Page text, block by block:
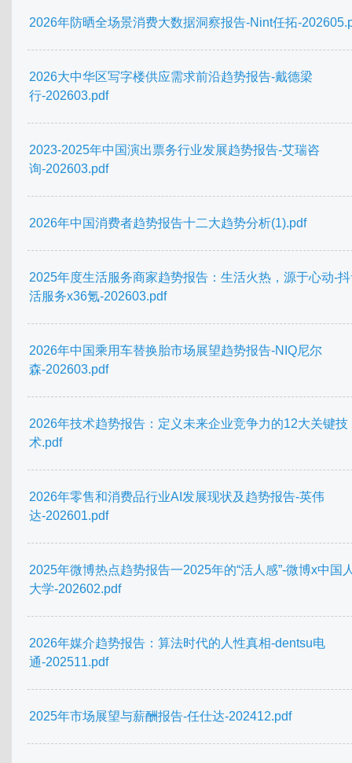
2026年防晒全场景消费大数据洞察报告-Nint任拓-
2026大中华区写字楼供应需求前沿趋势报告-戴德梁
行-202603.pdf
2023-2025年中国演出票务行业发展趋势报告-艾瑞咨
询-202603.pdf
2026年中国消费者趋势报告十二大趋势分析(1).pdf
2025年度生活服务商家趋势报告：生活火热，源于心动-
活服务x36氪-202603.pdf
2026年中国乘用车替换胎市场展望趋势报告-NIQ尼尔
森-202603.pdf
2026年技术趋势报告：定义未来企业竞争力的12大关键技
术.pdf
2026年零售和消费品行业AI发展现状及趋势报告-英伟
达-202601.pdf
2025年微博热点趋势报告一2025年的“活人感”-微博x中国
大学-202602.pdf
2026年媒介趋势报告：算法时代的人性真相-dentsu电
通-202511.pdf
2025年市场展望与薪酬报告-任仕达-202412.pdf